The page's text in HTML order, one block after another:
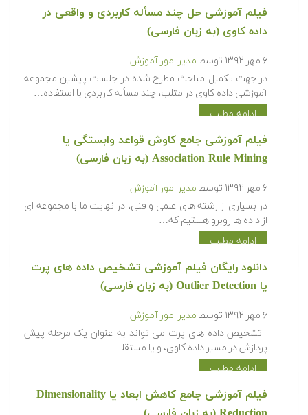
ادامه مطلب
داده کاوی (به زبان فارسی)
۶ مهر ۱۳۹۲ توسطمدیر امور آموزش
در جهت تکمیل مباحث مطرح شده در جلسات پیشین مجموعه
ادامه مطلب
Association Rule Mining (به زبان فارسی)
۶ مهر ۱۳۹۲ توسطمدیر امور آموزش
در بسیاری از رشته های علمی و فنی، در نهایت ما با مجموعه ای
ادامه مطلب
یا Outlier Detection (به زبان فارسی)
۶ مهر ۱۳۹۲ توسطمدیر امور آموزش
تشخیص داده های پرت می تواند به عنوان یک مرحله پیش
ادامه مطلب